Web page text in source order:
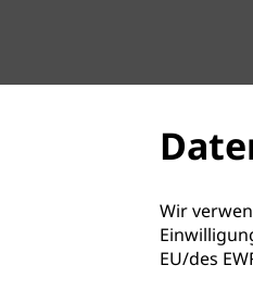
Wir
EU/des